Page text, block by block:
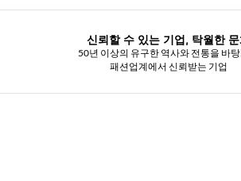
신뢰할 수 있는 기업, 탁월한
50년 이상의 유구한 역사와 전통을 바
패션업계에서 신뢰받는 기업